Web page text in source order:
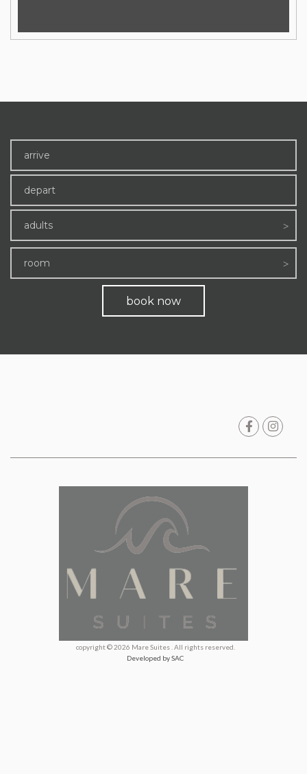
adults
room
book now
copyright © 2026 Mare Suites . All rights reserved.
Developed by SAC